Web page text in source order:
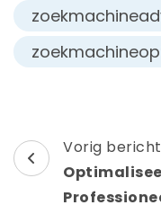
Vorig bericht